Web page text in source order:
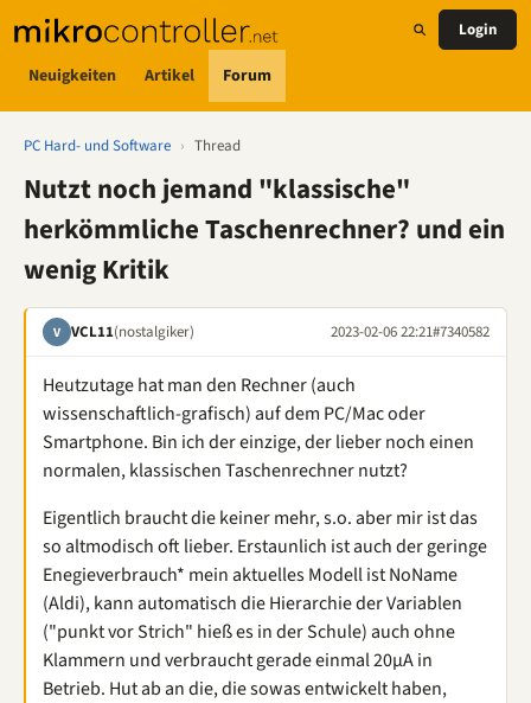
Neuigkeiten Artikel Forum
Login
PC Hard- und Software › Thread
Nutzt noch jemand "klassische"
herkömmliche Taschenrechner? und ein
wenig Kritik
V VCL11(nostalgiker) 2023-02-06 22:21#7340582
Heutzutage hat man den Rechner (auch
wissenschaftlich-grafisch) auf dem PC/Mac oder
Smartphone. Bin ich der einzige, der lieber noch einen
normalen, klassischen Taschenrechner nutzt?
Eigentlich braucht die keiner mehr, s.o. aber mir ist das
so altmodisch oft lieber. Erstaunlich ist auch der geringe
Enegieverbrauch* mein aktuelles Modell ist NoName
(Aldi), kann automatisch die Hierarchie der Variablen
("punkt vor Strich" hieß es in der Schule) auch ohne
Klammern und verbraucht gerade einmal 20µA in
Betrieb. Hut ab an die, die sowas entwickelt haben,